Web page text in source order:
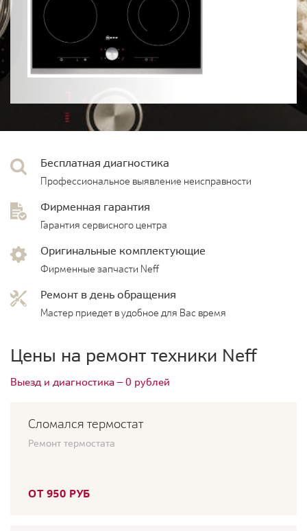
Бесплатная диагностика
Профессиональное выявление неисправности
Фирменная гарантия
Гарантия сервисного центра
Оригинальные комплектующие
Фирменные запчасти Neff
Ремонт в день обращения
Мастер приедет в удобное для Вас время
Цены на ремонт техники Neff
Выезд и диагностика — 0 рублей
Сломался термостат
Ремонт термостата
ОТ 950 РУБ